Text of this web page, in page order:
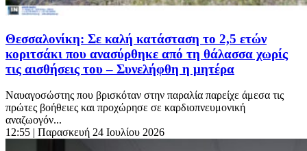
Θεσσαλονίκη: Σε καλή κατάσταση το 2,5 ετών
κοριτσάκι που ανασύρθηκε από τη θάλασσα χωρίς
τις αισθήσεις του – Συνελήφθη η μητέρα
Ναυαγοσώστης που βρισκόταν στην παραλία παρείχε άμεσα τις
πρώτες βοήθειες και προχώρησε σε καρδιοπνευμονική
αναζωογόν...
12:55 | Παρασκευή 24 Ιουλίου 2026